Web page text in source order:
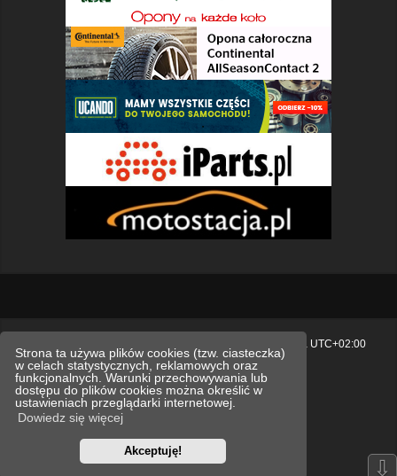
Strona ta używa plików cookies (tzw. ciasteczka)
w celach statystycznych, reklamowych oraz
funkcjonalnych. Warunki przechowywania lub
dostępu do plików cookies można określić w
ustawieniach przeglądarki internetowej.
Dowiedz się więcej
Akceptuję!
Strefa czasowa UTC+02:00
Polityka prywatności.
Technologię dostarczaphpBB® Forum Software © phpBB Limited
Polski pakiet językowy dostarczaphpBB.pl
we_universal created by INVENTEA & v12mike
phpBB SEO ⇩